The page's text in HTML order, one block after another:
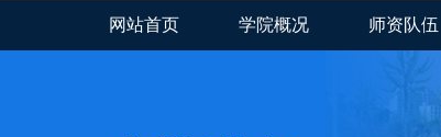
网站首页 学院概况 师资队伍